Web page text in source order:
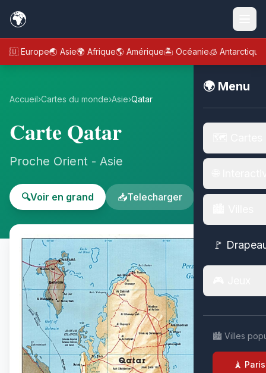
🌍
🇪🇺 Europe🌏 Asie🌍 Afrique🌎 Amérique🏝️ Océanie🧊 Antarctique
🌍 Menu
🚩
🏙️ Villes
🗼 Paris
Accueil›Cartes du monde›Asie›Qatar
Carte Qatar
Proche Orient - Asie
🔍Voir en grand 📥Telecharger